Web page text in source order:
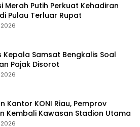
Merah Putih Perkuat Kehadiran
Pulau Terluar Rupat
Kepala Samsat Bengkalis Soal
Pajak Disorot
Kantor KONI Riau, Pemprov
Kembali Kawasan Stadion Utama